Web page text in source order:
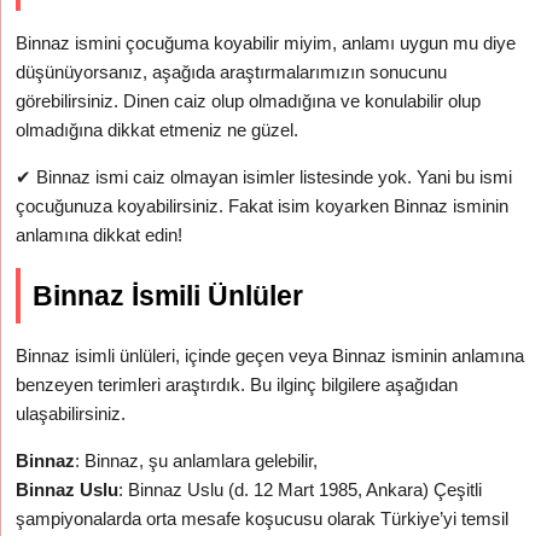
Binnaz ismini çocuğuma koyabilir miyim, anlamı uygun mu diye
düşünüyorsanız, aşağıda araştırmalarımızın sonucunu
görebilirsiniz. Dinen caiz olup olmadığına ve konulabilir olup
olmadığına dikkat etmeniz ne güzel.
✔ Binnaz ismi caiz olmayan isimler listesinde yok. Yani bu ismi
çocuğunuza koyabilirsiniz. Fakat isim koyarken Binnaz isminin
anlamına dikkat edin!
Binnaz İsmili Ünlüler
Binnaz isimli ünlüleri, içinde geçen veya Binnaz isminin anlamına
benzeyen terimleri araştırdık. Bu ilginç bilgilere aşağıdan
ulaşabilirsiniz.
Binnaz: Binnaz, şu anlamlara gelebilir,
Binnaz Uslu: Binnaz Uslu (d. 12 Mart 1985, Ankara) Çeşitli
şampiyonalarda orta mesafe koşucusu olarak Türkiye’yi temsil